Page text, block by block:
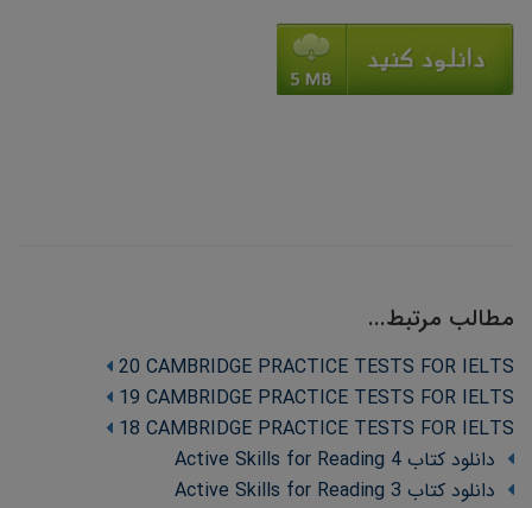
مطالب مرتبط...
20 CAMBRIDGE PRACTICE TESTS FOR IELTS
19 CAMBRIDGE PRACTICE TESTS FOR IELTS
18 CAMBRIDGE PRACTICE TESTS FOR IELTS
دانلود کتاب Active Skills for Reading 4
دانلود کتاب Active Skills for Reading 3